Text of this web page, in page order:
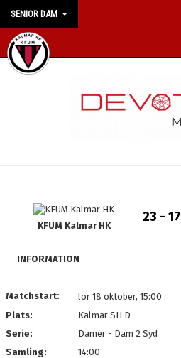
SENIOR DAM
HEM
BILDGALLERI
DOKUMENT
KFUM Kalmar HK
23 - 17
INFORMATION
Matchstart:
lör 18 oktober, 15:00
Plats:
Kalmar SH D
Serie:
Damer - Dam 2 Syd
Samling:
14:00